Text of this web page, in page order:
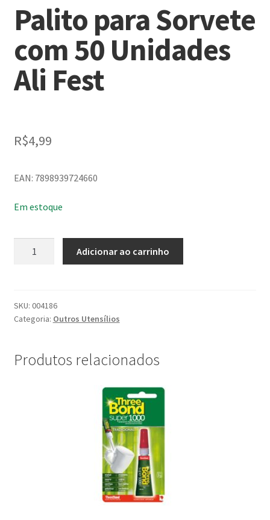
Palito para Sorvete
com 50 Unidades
Ali Fest
R$4,99
EAN: 7898939724660
Em estoque
50
Unidades
quantidade
Adicionar ao carrinho
SKU: 004186
Categoria: Outros Utensílios
Produtos relacionados